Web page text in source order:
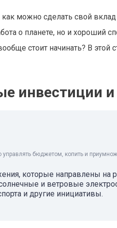
можно сделать свой вклад
о планете, но и хороший
стоит начинать? В этой
инвестиции
бюджетом, копить и
которые направлены на
и ветровые
и другие инициативы.